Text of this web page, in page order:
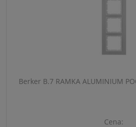
Berker B.7 RAMKA ALUMINIUM
Cena: